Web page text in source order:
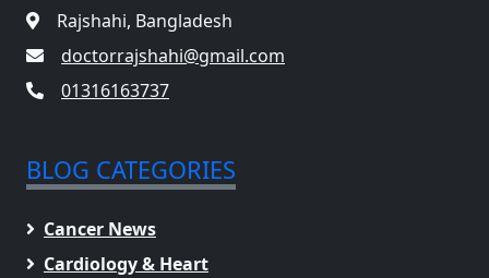
Rajshahi, Bangladesh
doctorrajshahi@gmail.com
01316163737
BLOG CATEGORIES
Cancer News
Cardiology & Heart